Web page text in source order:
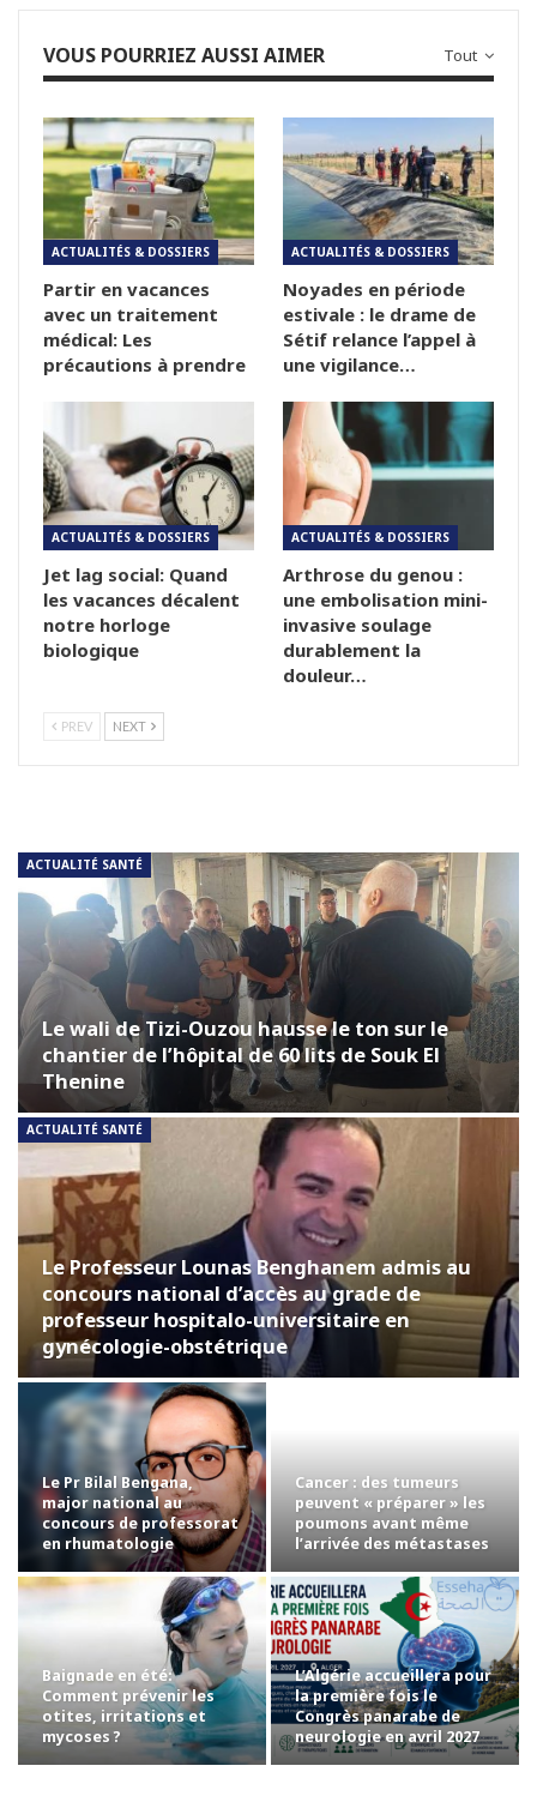
Tout
VOUS POURRIEZ AUSSI AIMER
ACTUALITÉS & DOSSIERS
Partir en vacances
avec un traitement
médical: Les
précautions à prendre
ACTUALITÉS & DOSSIERS
Noyades en période
estivale : le drame de
Sétif relance l’appel à
une vigilance…
ACTUALITÉS & DOSSIERS
Jet lag social: Quand
les vacances décalent
notre horloge
biologique
ACTUALITÉS & DOSSIERS
Arthrose du genou :
une embolisation mini-
invasive soulage
durablement la
douleur…
PREV NEXT
ACTUALITÉ SANTÉ
Le wali de Tizi-Ouzou hausse le ton sur le
chantier de l’hôpital de 60 lits de Souk El
Thenine
ACTUALITÉ SANTÉ
Le Professeur Lounas Benghanem admis au
concours national d’accès au grade de
professeur hospitalo-universitaire en
gynécologie-obstétrique
Le Pr Bilal Bengana,
major national au
concours de professorat
en rhumatologie
Cancer : des tumeurs
peuvent « préparer » les
poumons avant même
l’arrivée des métastases
Baignade en été:
Comment prévenir les
otites, irritations et
mycoses ?
L’Algérie accueillera pour
la première fois le
Congrès panarabe de
neurologie en avril 2027